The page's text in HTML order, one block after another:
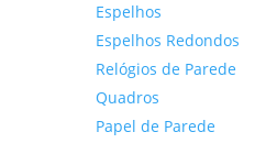
Espelhos
Espelhos Redondos
Relógios de Parede
Quadros
Papel de Parede